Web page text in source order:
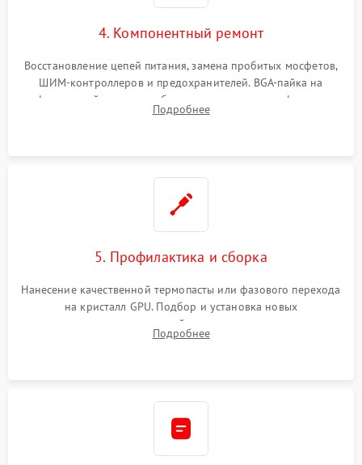
4. Компонентный ремонт
Восстановление цепей питания, замена пробитых мосфетов,
ШИМ-контроллеров и предохранителей. BGA-пайка на
инфракрасной станции реболлинг или замена графического
чипа и дефектной памяти GDDR. Прошивка BIOS
Подробнее
5. Профилактика и сборка
Нанесение качественной термопасты или фазового перехода
на кристалл GPU. Подбор и установка новых
термопрокладок правильной толщины на память и цепи
питания. Монтаж радиатора и бэкплейта, подключение и
Подробнее